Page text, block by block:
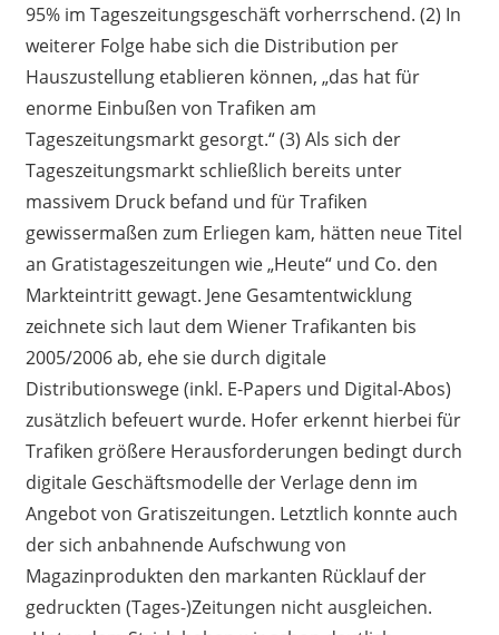
95% im Tageszeitungsgeschäft vorherrschend. (2) In
weiterer Folge habe sich die Distribution per
Hauszustellung etablieren können, „das hat für
enorme Einbußen von Trafiken am
Tageszeitungsmarkt gesorgt.“ (3) Als sich der
Tageszeitungsmarkt schließlich bereits unter
massivem Druck befand und für Trafiken
gewissermaßen zum Erliegen kam, hätten neue Titel
an Gratistageszeitungen wie „Heute“ und Co. den
Markteintritt gewagt. Jene Gesamtentwicklung
zeichnete sich laut dem Wiener Trafikanten bis
2005/2006 ab, ehe sie durch digitale
Distributionswege (inkl. E-Papers und Digital-Abos)
zusätzlich befeuert wurde. Hofer erkennt hierbei für
Trafiken größere Herausforderungen bedingt durch
digitale Geschäftsmodelle der Verlage denn im
Angebot von Gratiszeitungen. Letztlich konnte auch
der sich anbahnende Aufschwung von
Magazinprodukten den markanten Rücklauf der
gedruckten (Tages-)Zeitungen nicht ausgleichen.